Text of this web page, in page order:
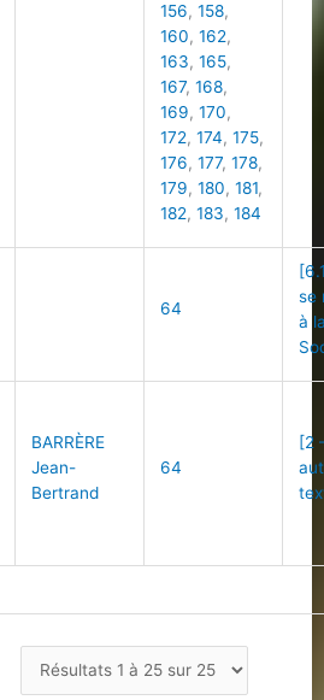
156,158,
160,162,
163,165,
167,168,
169,170,
172,174,175,
176,177,178,
179,180,181,
182,183,184
64
se
à
BARRÈRE
Jean-
Bertrand
64
[2